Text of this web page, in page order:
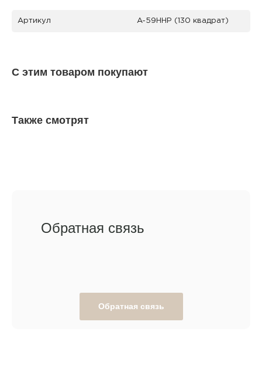
Артикул A-59HHP (130 квадрат)
С этим товаром покупают
Также смотрят
Обратная связь
Обратная связь